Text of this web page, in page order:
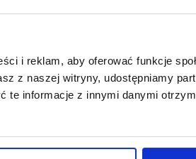
i reklam, aby oferować funkcje
z naszej witryny, udostępniamy
te informacje z innymi danymi
Warszawa z nagrodą za rozbudowę
Warszawa został nagrodzony w
Rynek Powierzchni Handlowej. ROS